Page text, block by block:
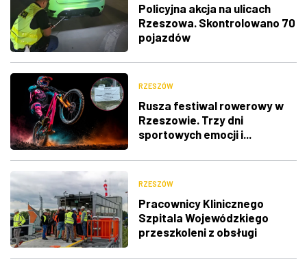
Policyjna akcja na ulicach
Rzeszowa. Skontrolowano 70
pojazdów
RZESZÓW
Rusza festiwal rowerowy w
Rzeszowie. Trzy dni
sportowych emocji i...
RZESZÓW
Pracownicy Klinicznego
Szpitala Wojewódzkiego
przeszkoleni z obsługi